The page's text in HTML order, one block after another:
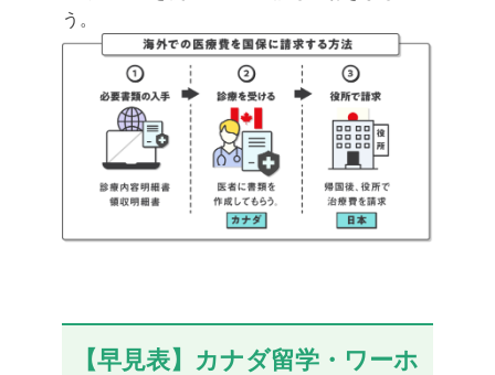
う。
【早見表】カナダ留学・ワーホ